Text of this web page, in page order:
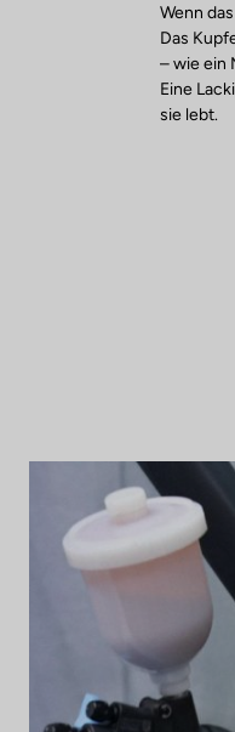
Wenn
Das
– wie ein
Eine
sie lebt.